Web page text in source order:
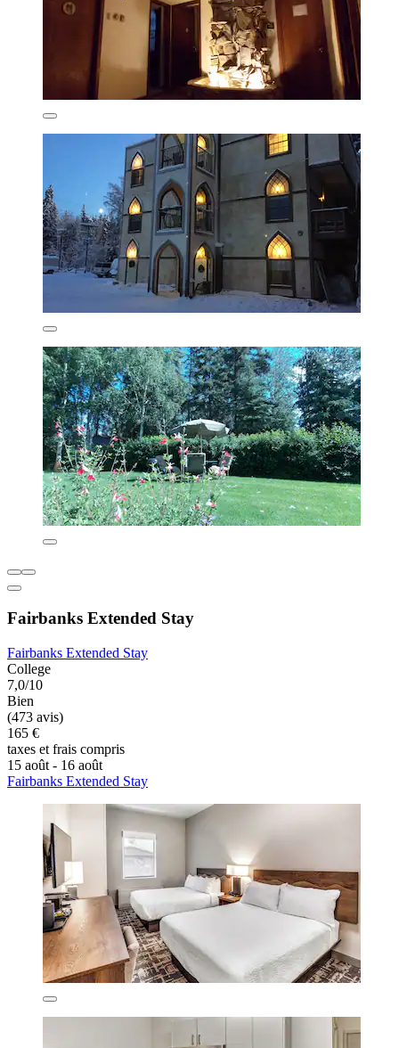
Fairbanks Extended Stay
Fairbanks Extended Stay
College
7,0/10
Bien
(473 avis)
165 €
taxes et frais compris
15 août - 16 août
Fairbanks Extended Stay